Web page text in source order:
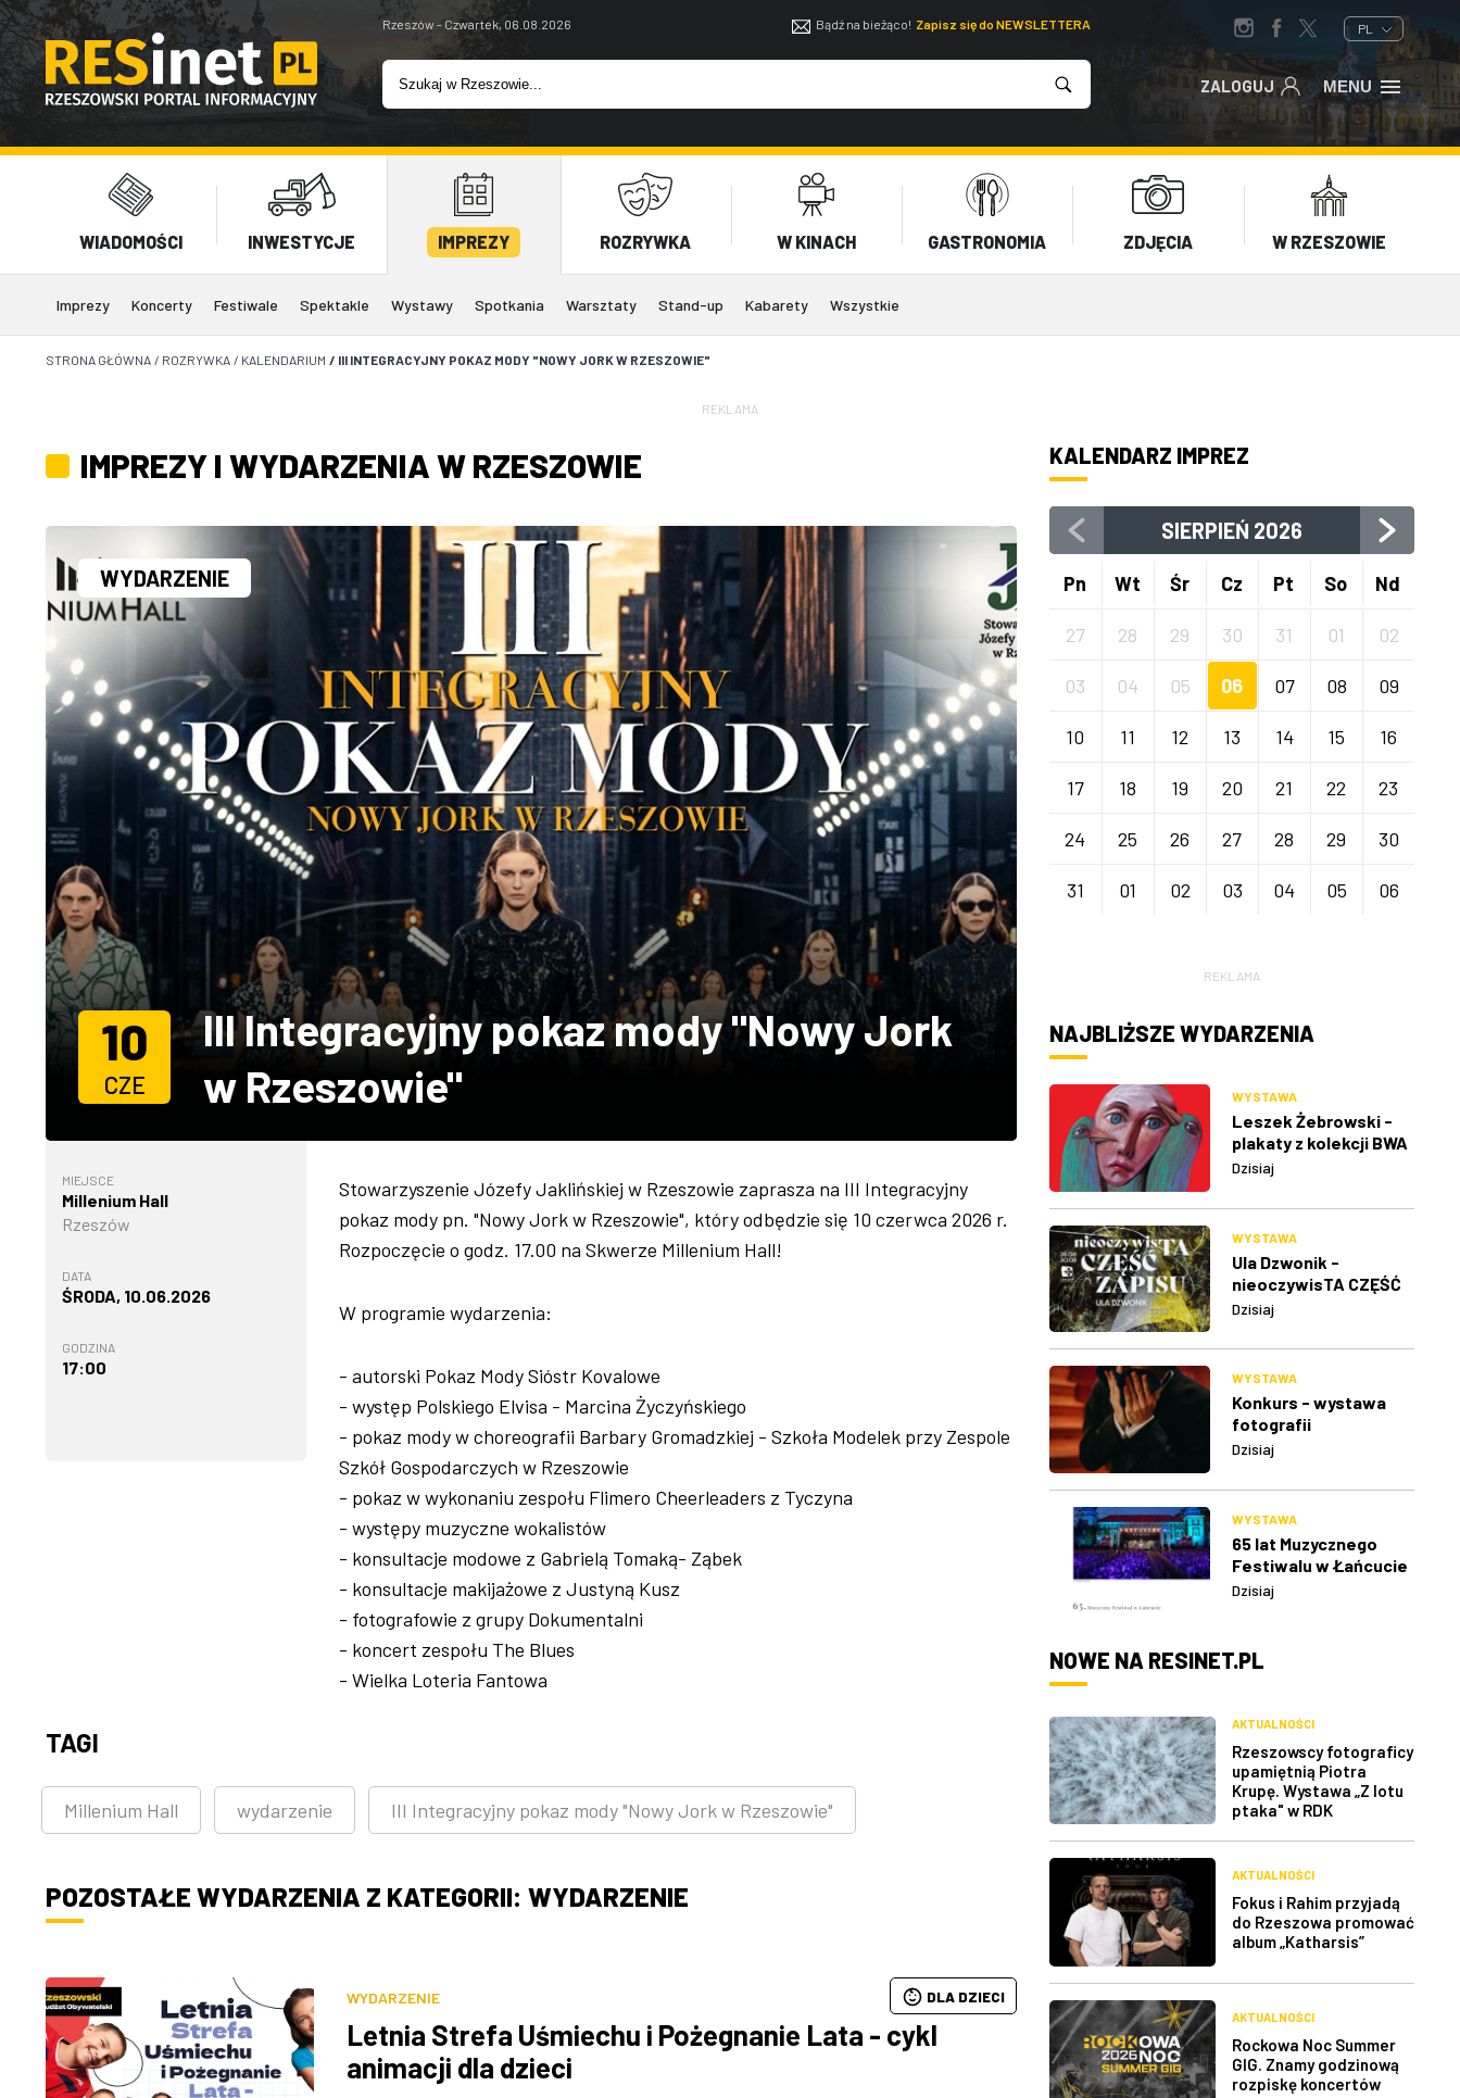
Rzeszów - Czwartek, 06.08.2026 Bądź na bieżąco! Zapisz się do NEWSLETTERA PL
ZALOGUJ MENU
WIADOMOŚCI INWESTYCJE IMPREZY ROZRYWKA W KINACH GASTRONOMIA ZDJĘCIA W RZESZOWIE
Imprezy Koncerty Festiwale Spektakle Wystawy Spotkania Warsztaty Stand-up Kabarety Wszystkie
STRONA GŁÓWNA / ROZRYWKA / KALENDARIUM / III INTEGRACYJNY POKAZ MODY "NOWY JORK W RZESZOWIE"
REKLAMA
IMPREZY I WYDARZENIA W RZESZOWIE
WYDARZENIE
10
CZE
III Integracyjny pokaz mody "Nowy Jork
w Rzeszowie"
MIEJSCE
Millenium Hall
Rzeszów
DATA
ŚRODA, 10.06.2026
GODZINA
17:00
Stowarzyszenie Józefy Jaklińskiej w Rzeszowie zaprasza na III Integracyjny
pokaz mody pn. "Nowy Jork w Rzeszowie", który odbędzie się 10 czerwca 2026 r.
Rozpoczęcie o godz. 17.00 na Skwerze Millenium Hall!
W programie wydarzenia:
- autorski Pokaz Mody Sióstr Kovalowe
- występ Polskiego Elvisa - Marcina Życzyńskiego
- pokaz mody w choreografii Barbary Gromadzkiej - Szkoła Modelek przy Zespole
Szkół Gospodarczych w Rzeszowie
- pokaz w wykonaniu zespołu Flimero Cheerleaders z Tyczyna
- występy muzyczne wokalistów
- konsultacje modowe z Gabrielą Tomaką- Ząbek
- konsultacje makijażowe z Justyną Kusz
- fotografowie z grupy Dokumentalni
- koncert zespołu The Blues
- Wielka Loteria Fantowa
TAGI
Millenium Hall wydarzenie III Integracyjny pokaz mody "Nowy Jork w Rzeszowie"
POZOSTAŁE WYDARZENIA Z KATEGORII: WYDARZENIE
WYDARZENIE
Letnia Strefa Uśmiechu i Pożegnanie Lata - cykl
animacji dla dzieci
DLA DZIECI
KALENDARZ IMPREZ
SIERPIEŃ 2026
Pn Wt Śr Cz Pt So Nd
27 28 29 30 31 01 02
03 04 05 06 07 08 09
10 11 12 13 14 15 16
17 18 19 20 21 22 23
24 25 26 27 28 29 30
31 01 02 03 04 05 06
REKLAMA
NAJBLIŻSZE WYDARZENIA
WYSTAWA
Leszek Żebrowski -
plakaty z kolekcji BWA
w Rzeszowie
Dzisiaj
WYSTAWA
Ula Dzwonik -
nieoczywisTA CZĘŚĆ
ZAPISU
Dzisiaj
WYSTAWA
Konkurs - wystawa
fotografii
Dzisiaj
WYSTAWA
65 lat Muzycznego
Festiwalu w Łańcucie
Dzisiaj
NOWE NA RESINET.PL
AKTUALNOŚCI
Rzeszowscy fotograficy
upamiętnią Piotra
Krupę. Wystawa „Z lotu
ptaka" w RDK
AKTUALNOŚCI
Fokus i Rahim przyjadą
do Rzeszowa promować
album „Katharsis”
AKTUALNOŚCI
Rockowa Noc Summer
GIG. Znamy godzinową
rozpiskę koncertów